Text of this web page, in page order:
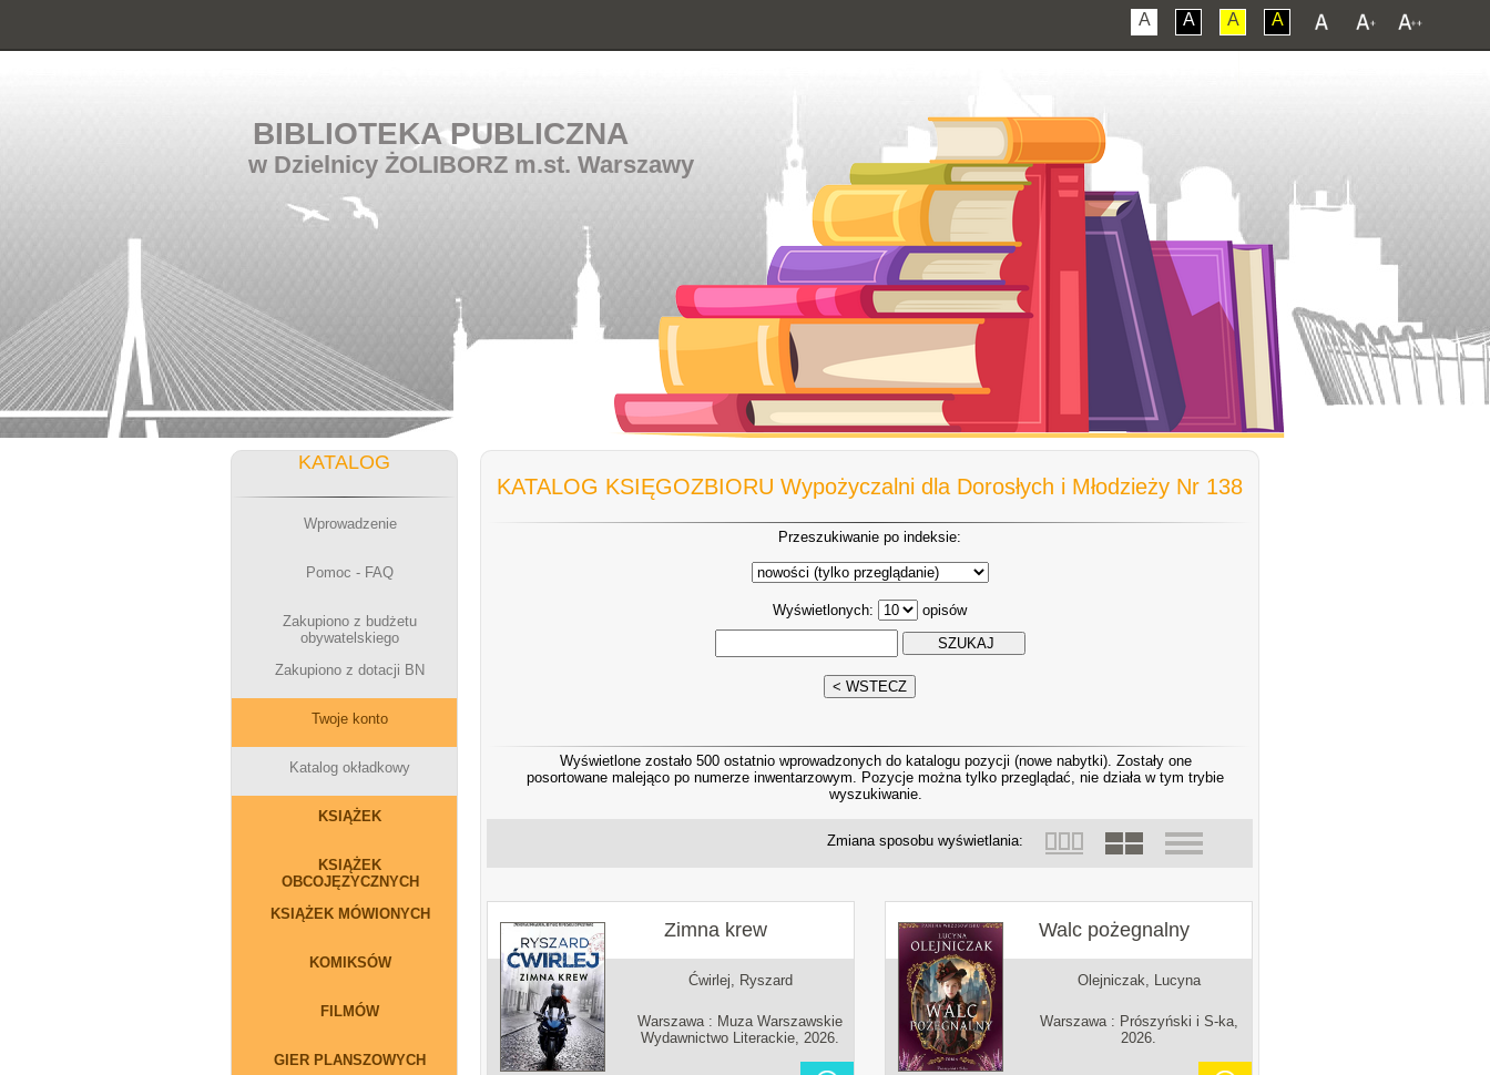
A A A A
BIBLIOTEKA PUBLICZNA
w Dzielnicy ŻOLIBORZ m.st. Warszawy
KATALOG
Wprowadzenie
Pomoc - FAQ
Zakupiono z budżetu
obywatelskiego
Zakupiono z dotacji BN
Twoje konto
Katalog okładkowy
KSIĄŻEK
KSIĄŻEK
OBCOJĘZYCZNYCH
KSIĄŻEK MÓWIONYCH
KOMIKSÓW
FILMÓW
GIER PLANSZOWYCH
KATALOG KSIĘGOZBIORU Wypożyczalni dla Dorosłych i Młodzieży Nr 138
Przeszukiwanie po indeksie:
Wyświetlonych: opisów
Wyświetlone zostało 500 ostatnio wprowadzonych do katalogu pozycji (nowe nabytki). Zostały one
posortowane malejąco po numerze inwentarzowym. Pozycje można tylko przeglądać, nie działa w tym trybie
wyszukiwanie.
Zmiana sposobu wyświetlania:
Zimna krew
Ćwirlej, Ryszard
Warszawa : Muza Warszawskie
Wydawnictwo Literackie, 2026.
Walc pożegnalny
Olejniczak, Lucyna
Warszawa : Prószyński i S-ka,
2026.